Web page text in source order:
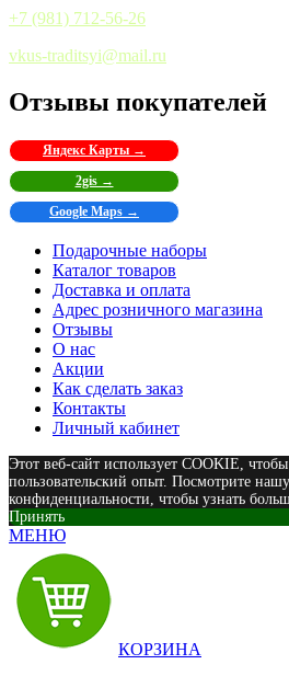
+7 (981) 712-56-26
vkus-traditsyi@mail.ru
Отзывы покупателей
Яндекс Карты →
2gis →
Google Maps →
Подарочные наборы
Каталог товаров
Доставка и оплата
Адрес розничного магазина
Отзывы
О нас
Акции
Как сделать заказ
Контакты
Личный кабинет
Этот веб-сайт использует COOKIE,
пользовательский опыт. Посмотрите
конфиденциальности, чтобы узнать
Принять
МЕНЮ
КОРЗИНА